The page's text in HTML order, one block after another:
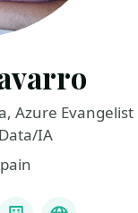
Azure Evangelist
IA